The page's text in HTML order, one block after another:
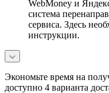
WebMoney и
система
сервиса. Здесь
инструкции.
Экономьте время на
доступно 4 варианта